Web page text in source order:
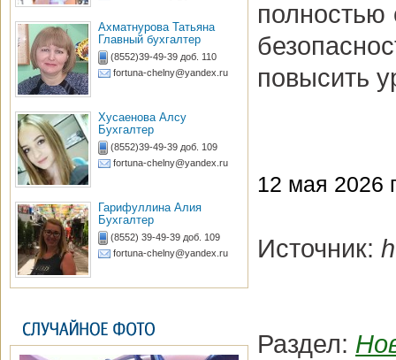
Ахматнурова Татьяна
Главный бухгалтер
(8552)39-49-39 доб. 110
fortuna-chelny@yandex.ru
Хусаенова Алсу
Бухгалтер
(8552)39-49-39 доб. 109
fortuna-chelny@yandex.ru
Гарифуллина Алия
Бухгалтер
(8552) 39-49-39 доб. 109
fortuna-chelny@yandex.ru
полностью
повысить
12 мая 2026
Источник:
Раздел: